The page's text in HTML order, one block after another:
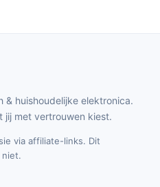
& huishoudelijke elektronica.
jij met vertrouwen kiest.
via affiliate-links. Dit
niet.